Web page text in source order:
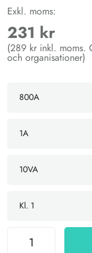
Exkl. moms:
231 kr
(289 kr inkl. moms.
och organisationer)